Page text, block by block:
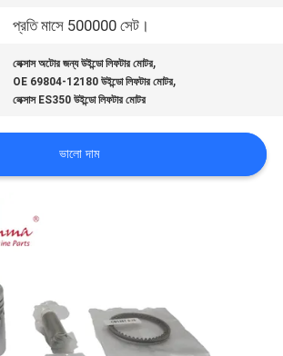
প্রতি মাসে 500000 সেট।
লেক্সাস অটোর জন্য উইন্ডো লিফটার মোটর,
OE 69804-12180 উইন্ডো লিফটার মোটর,
লেক্সাস ES350 উইন্ডো লিফটার মোটর
ভালো দাম